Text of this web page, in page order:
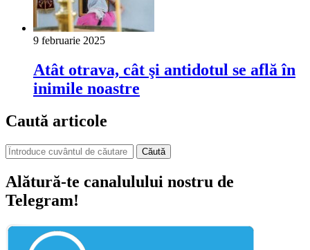
9 februarie 2025
Atât otrava, cât şi antidotul se află în
inimile noastre
Caută articole
Căută
Alătură-te canalulului nostru de
Telegram!